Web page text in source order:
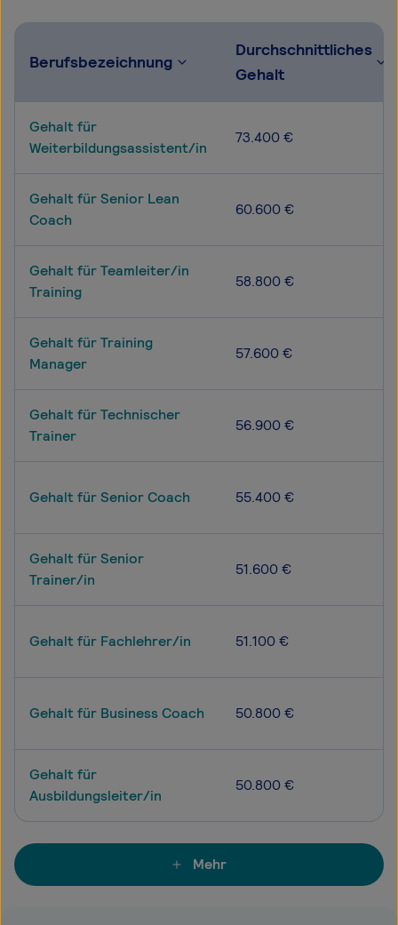
Berufsbezeichnung
Durchschnittliches
Gehalt
Gehalt für
Weiterbildungsassistent/in
73.400 €
Gehalt für Senior Lean
Coach
60.600 €
Gehalt für Teamleiter/in
Training
58.800 €
Gehalt für Training
Manager
57.600 €
Gehalt für Technischer
Trainer
56.900 €
Gehalt für Senior Coach 55.400 €
Gehalt für Senior
Trainer/in
51.600 €
Gehalt für Fachlehrer/in 51.100 €
Gehalt für Business Coach 50.800 €
Gehalt für
Ausbildungsleiter/in
50.800 €
Mehr